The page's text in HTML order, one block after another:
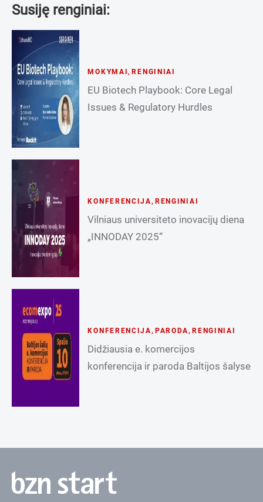
Susiję renginiai:
MOKYMAI, RENGINIAI
EU Biotech Playbook: Core Legal
Issues & Regulatory Hurdles
KONFERENCIJA, RENGINIAI
Vilniaus universiteto inovacijų diena
„INNODAY 2025“
KONFERENCIJA, PARODA, RENGINIAI
Didžiausia e. komercijos
konferencija ir paroda Baltijos šalyse